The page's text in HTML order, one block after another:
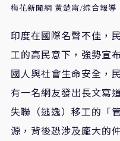
梅花新聞網 黃楚甯/綜合報導
印度在國際名聲不佳，
工的高民意下，強勢宣
國人與社會生命安全，
有一名網友發出長文寫
失聯（逃逸）移工的「
源，背後恐涉及龐大的